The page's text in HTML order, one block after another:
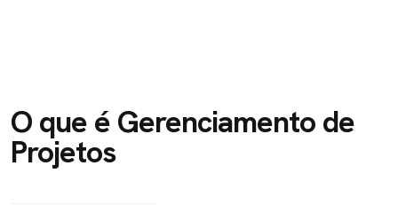
O que é Gerenciamento de
Projetos